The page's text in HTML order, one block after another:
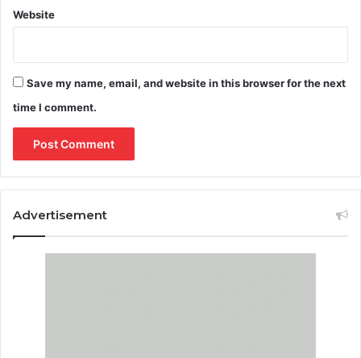
Website
Save my name, email, and website in this browser for the next
time I comment.
Advertisement